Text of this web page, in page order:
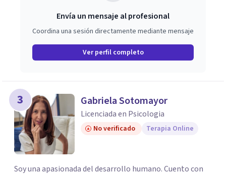
Envía un mensaje al profesional
Coordina una sesión directamente mediante mensaje
Ver perfil completo
3 Gabriela Sotomayor
Licenciada en Psicologia
No verificado Terapia Online
Soy una apasionada del desarrollo humano. Cuento con